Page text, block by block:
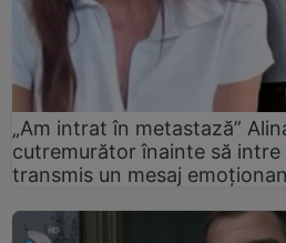
„Am intrat în metastază”
cutremurător înainte să intre
transmis un mesaj